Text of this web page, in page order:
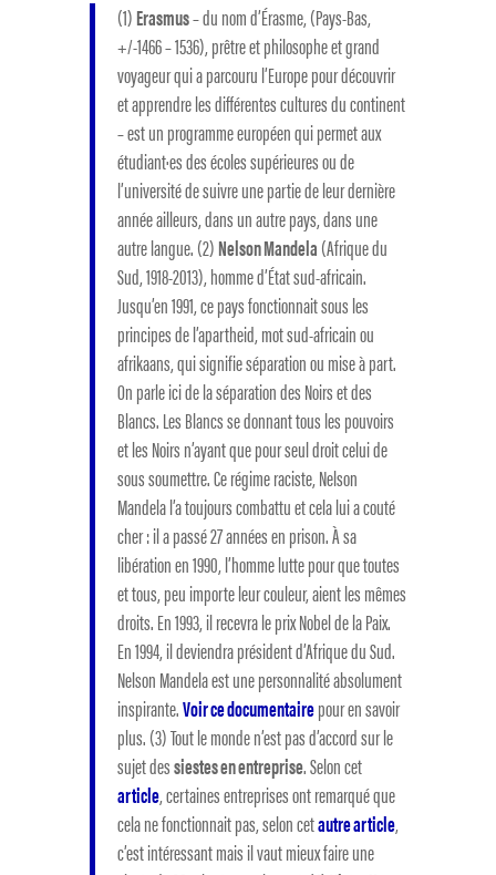
(1)Erasmus– du nom d’Érasme, (Pays-Bas,
+/-1466 – 1536), prêtre et philosophe et grand
voyageur qui a parcouru l’Europe pour découvrir
et apprendre les différentes cultures du continent
– est un programme européen qui permet aux
étudiant·es des écoles supérieures ou de
l’université de suivre une partie de leur dernière
année ailleurs, dans un autre pays, dans une
autre langue. (2)Nelson Mandela(Afrique du
Sud, 1918-2013), homme d’État sud-africain.
Jusqu’en 1991, ce pays fonctionnait sous les
principes de l’apartheid, mot sud-africain ou
afrikaans, qui signifie séparation ou mise à part.
On parle ici de la séparation des Noirs et des
Blancs. Les Blancs se donnant tous les pouvoirs
et les Noirs n’ayant que pour seul droit celui de
sous soumettre. Ce régime raciste, Nelson
Mandela l’a toujours combattu et cela lui a couté
cher : il a passé 27 années en prison. À sa
libération en 1990, l’homme lutte pour que toutes
et tous, peu importe leur couleur, aient les mêmes
droits. En 1993, il recevra le prix Nobel de la Paix.
En 1994, il deviendra président d’Afrique du Sud.
Nelson Mandela est une personnalité absolument
inspirante.Voir ce documentairepour en savoir
plus. (3) Tout le monde n’est pas d’accord sur le
sujet dessiestes en entreprise. Selon cet
article, certaines entreprises ont remarqué que
cela ne fonctionnait pas, selon cetautre article,
c’est intéressant mais il vaut mieux faire une